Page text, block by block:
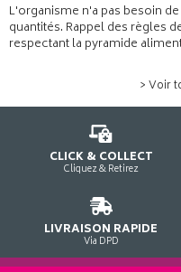
L'organisme n'a pas besoin
quantités. Rappel des règles
respectant la pyramide
> Voir
CLICK & COLLECT
Cliquez & Retirez
LIVRAISON RAPIDE
Via DPD